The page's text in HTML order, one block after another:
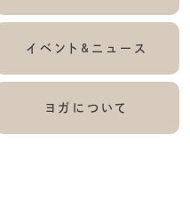
イベント&ニュース
ヨガについて